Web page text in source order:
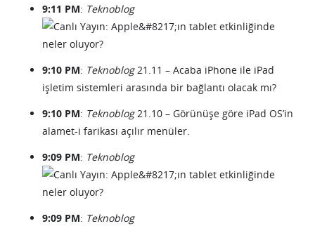
9:11 PM: Teknoblog
9:10 PM: Teknoblog21.11 – Acaba iPhone ile iPad
işletim sistemleri arasında bir bağlantı olacak mı?
9:10 PM: Teknoblog21.10 – Görünüşe göre iPad OS’in
alamet-i farikası açılır menüler.
9:09 PM: Teknoblog
9:09 PM: Teknoblog